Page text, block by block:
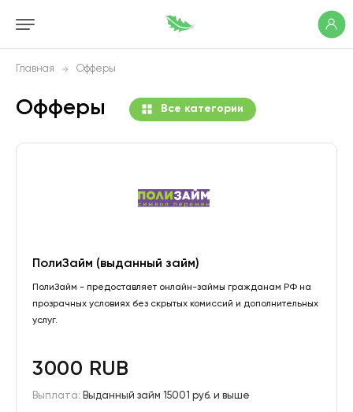
Главная Офферы
Офферы Все категории
ПолиЗайм (выданный займ)
ПолиЗайм - предоставляет онлайн-займы гражданам РФ на
прозрачных условиях без скрытых комиссий и дополнительных
услуг.
3000 RUB
Выплата: Выданный займ 15001 руб. и выше